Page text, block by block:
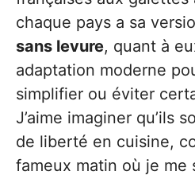
chaque pays a sa
sans levure, quant à
adaptation moderne
simplifier ou éviter
J’aime imaginer qu’ils
de liberté en cuisine,
fameux matin où je me